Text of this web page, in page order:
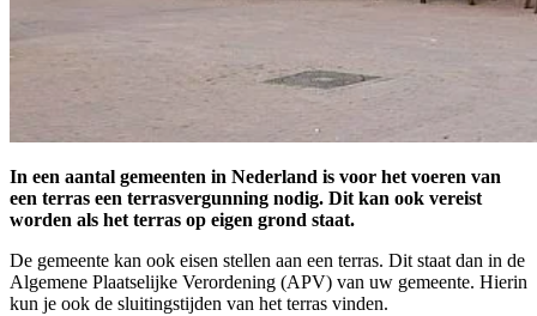
In een aantal gemeenten in Nederland is voor het voeren van
een terras een terrasvergunning nodig. Dit kan ook vereist
worden als het terras op eigen grond staat.
De gemeente kan ook eisen stellen aan een terras. Dit staat dan in de
Algemene Plaatselijke Verordening (APV) van uw gemeente. Hierin
kun je ook de sluitingstijden van het terras vinden.